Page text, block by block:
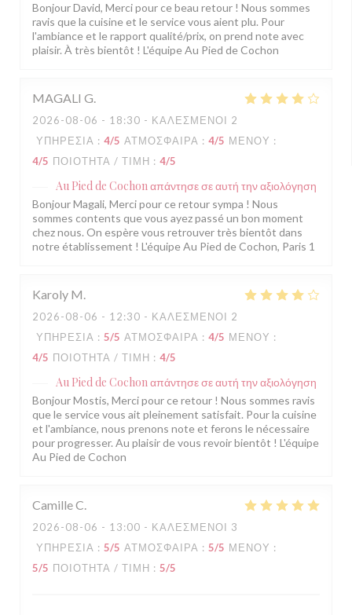
Bonjour David, Merci pour ce beau retour ! Nous sommes
ravis que la cuisine et le service vous aient plu. Pour
l'ambiance et le rapport qualité/prix, on prend note avec
plaisir. À très bientôt ! L'équipe Au Pied de Cochon
MAGALI G
2026-08-06 - 18:30 - ΚΑΛΕΣΜΈΝΟΙ 2
ΥΠΗΡΕΣΊΑ : 4/5 ΑΤΜΌΣΦΑΙΡΑ : 4/5 ΜΕΝΟΎ :
4/5 ΠΟΙΌΤΗΤΑ / ΤΙΜΉ : 4/5
Au Pied de Cochonαπάντησε σε αυτή την αξιολόγηση
Bonjour Magali, Merci pour ce retour sympa ! Nous
sommes contents que vous ayez passé un bon moment
chez nous. On espère vous retrouver très bientôt dans
notre établissement ! L'équipe Au Pied de Cochon, Paris 1
Karoly M
2026-08-06 - 12:30 - ΚΑΛΕΣΜΈΝΟΙ 2
ΥΠΗΡΕΣΊΑ : 5/5 ΑΤΜΌΣΦΑΙΡΑ : 4/5 ΜΕΝΟΎ :
4/5 ΠΟΙΌΤΗΤΑ / ΤΙΜΉ : 4/5
Au Pied de Cochonαπάντησε σε αυτή την αξιολόγηση
Bonjour Mostis, Merci pour ce retour ! Nous sommes ravis
que le service vous ait pleinement satisfait. Pour la cuisine
et l'ambiance, nous prenons note et ferons le nécessaire
pour progresser. Au plaisir de vous revoir bientôt ! L'équipe
Au Pied de Cochon
CamilleC
2026-08-06 - 13:00 - ΚΑΛΕΣΜΈΝΟΙ 3
ΥΠΗΡΕΣΊΑ : 5/5 ΑΤΜΌΣΦΑΙΡΑ : 5/5 ΜΕΝΟΎ :
5/5 ΠΟΙΌΤΗΤΑ / ΤΙΜΉ : 5/5